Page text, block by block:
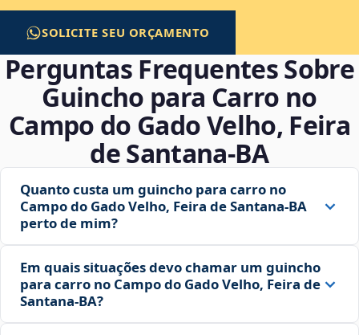
SOLICITE SEU ORÇAMENTO
Perguntas Frequentes Sobre
Guincho para Carro no
Campo do Gado Velho, Feira
de Santana‑BA
Quanto custa um guincho para carro no
Campo do Gado Velho, Feira de Santana‑BA
perto de mim?
Em quais situações devo chamar um guincho
para carro no Campo do Gado Velho, Feira de
Santana‑BA?